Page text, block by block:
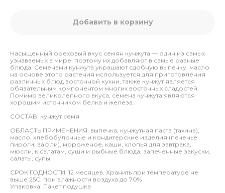
Добавить в корзину
Насыщенный ореховый вкус семян кунжута — один из самых
узнаваемых в мире, поэтому их добавляют в самые разные
блюда. Семенами кунжута украшают сдобную выпечку, масло
на основе этого растения используется для приготовления
различных блюд восточной кухни, также кунжут является
обязательным компонентом многих восточных сладостей.
Помимо великолепного вкуса, семена кунжута являются
хорошим источником белка и железа.
СОСТАВ: кунжут семя
ОБЛАСТЬ ПРИМЕНЕНИЯ: выпечка, кунжутная паста (тахина),
масло, хлебобулочные и кондитерские изделия (печенье
пироги, вафли), мороженое, каши, хлопья для завтрака,
мюсли, к салатам, суши и рыбные блюда, запеченные закуски,
салаты, супы
СРОК ГОДНОСТИ: 12 месяцев. Хранить при температуре не
выше 25С, при влажности воздуха до 70%
Упаковка: Пакет подушка